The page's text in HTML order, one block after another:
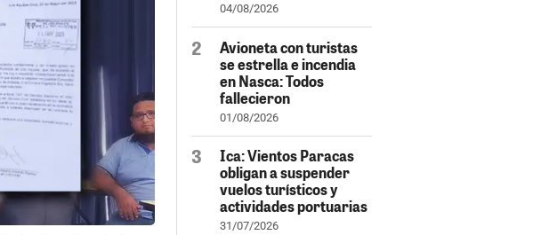
04/08/2026
Avioneta con turistas
se estrella e incendia
en Nasca: Todos
fallecieron
01/08/2026
Ica: Vientos Paracas
obligan a suspender
vuelos turísticos y
actividades portuarias
31/07/2026